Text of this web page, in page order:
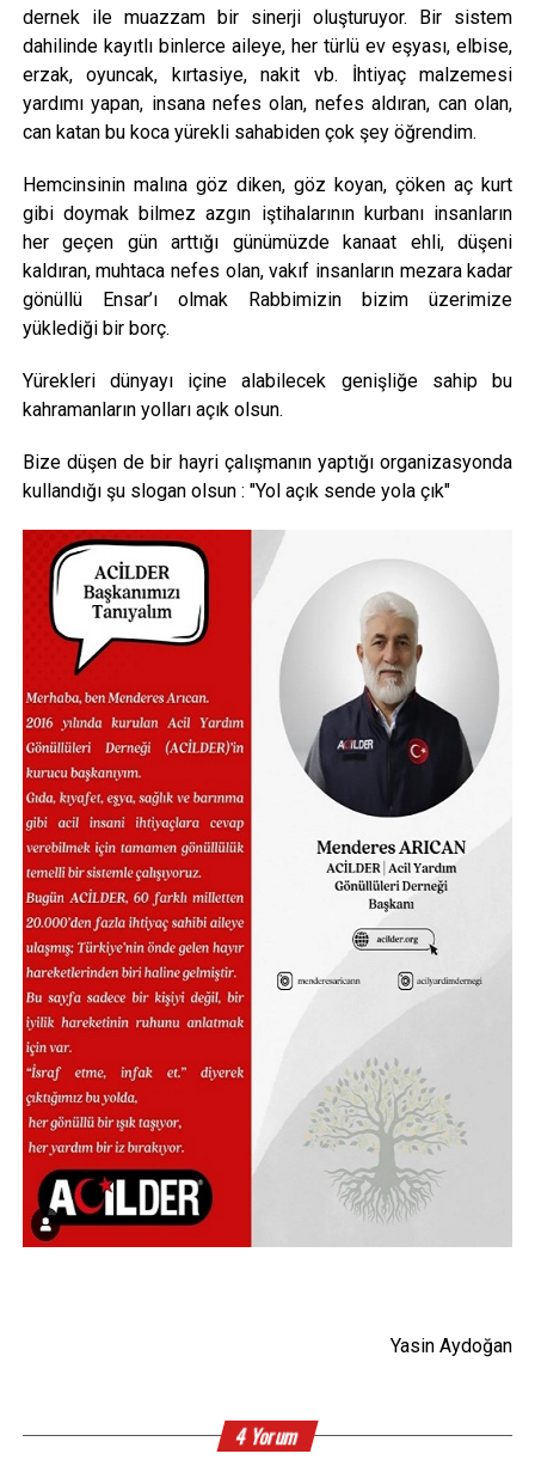
dernek ile muazzam bir sinerji oluşturuyor. Bir sistem
dahilinde kayıtlı binlerce aileye, her türlü ev eşyası, elbise,
erzak, oyuncak, kırtasiye, nakit vb. İhtiyaç malzemesi
yardımı yapan, insana nefes olan, nefes aldıran, can olan,
can katan bu koca yürekli sahabiden çok şey öğrendim.
Hemcinsinin malına göz diken, göz koyan, çöken aç kurt
gibi doymak bilmez azgın iştihalarının kurbanı insanların
her geçen gün arttığı günümüzde kanaat ehli, düşeni
kaldıran, muhtaca nefes olan, vakıf insanların mezara kadar
gönüllü Ensar’ı olmak Rabbimizin bizim üzerimize
yüklediği bir borç.
Yürekleri dünyayı içine alabilecek genişliğe sahip bu
kahramanların yolları açık olsun.
Bize düşen de bir hayri çalışmanın yaptığı organizasyonda
kullandığı şu slogan olsun : "Yol açık sende yola çık"
Yasin Aydoğan
4 Yorum